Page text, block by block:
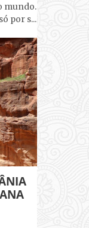
mundo.
por s...